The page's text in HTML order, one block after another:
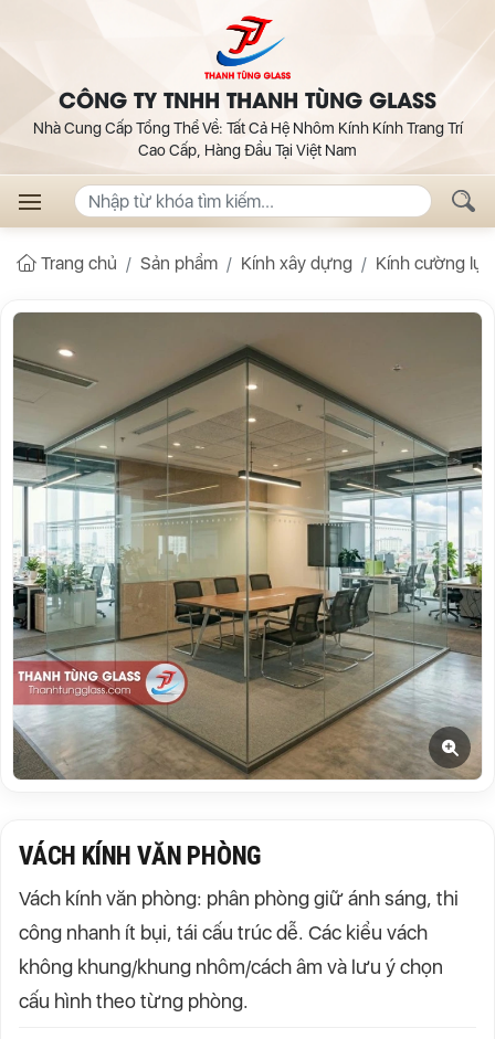
CÔNG TY TNHH THANH TÙNG GLASS
Nhà Cung Cấp Tổng Thể Về: Tất Cả Hệ Nhôm Kính Kính Trang Trí
Cao Cấp, Hàng Đầu Tại Việt Nam
Trang chủ Sản phẩm Kính xây dựng Kính cường lực
VÁCH KÍNH VĂN PHÒNG
Vách kính văn phòng: phân phòng giữ ánh sáng, thi
công nhanh ít bụi, tái cấu trúc dễ. Các kiểu vách
không khung/khung nhôm/cách âm và lưu ý chọn
cấu hình theo từng phòng.